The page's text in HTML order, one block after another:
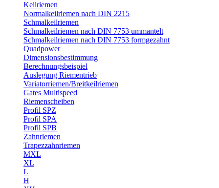
Keilriemen
Normalkeilriemen nach DIN 2215
Schmalkeilriemen
Schmalkeilriemen nach DIN 7753 ummantelt
Schmalkeilriemen nach DIN 7753 formgezahnt
Quadpower
Dimensionsbestimmung
Berechnungsbeispiel
Auslegung Riementrieb
Variatorriemen/Breitkeilriemen
Gates Multispeed
Riemenscheiben
Profil SPZ
Profil SPA
Profil SPB
Zahnriemen
Trapezzahnriemen
MXL
XL
L
H